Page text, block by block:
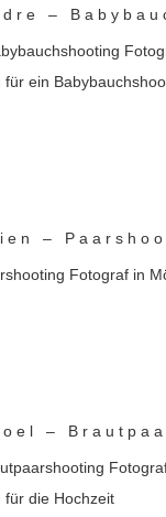
–
ein
–
Fotograf in
–
für die Hochzeit